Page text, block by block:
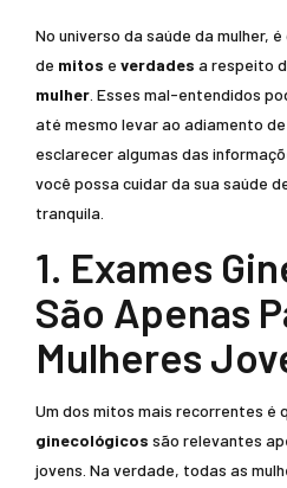
No universo da saúde da mulher,
de mitos e verdades a respeito
mulher . Esses mal-entendidos
até mesmo levar ao adiamento
esclarecer algumas das
você possa cuidar da sua saúde
tranquila.
1. Exames
São Apenas
Mulheres
Um dos mitos mais recorrentes é
ginecológicos são relevantes
jovens. Na verdade, todas as